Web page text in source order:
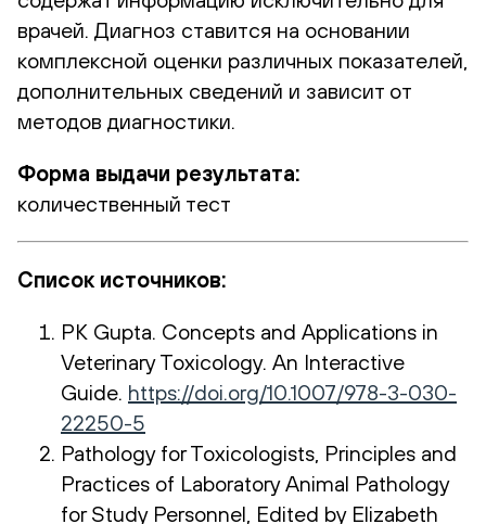
врачей. Диагноз ставится на основании
комплексной оценки различных показателей,
дополнительных сведений и зависит от
методов диагностики.
Форма выдачи результата:
количественный тест
Список источников:
PK Gupta. Concepts and Applications in
Veterinary Toxicology. An Interactive
Guide. https://doi.org/10.1007/978-3-030-
22250-5
Pathology for Toxicologists, Principles and
Practices of Laboratory Animal Pathology
for Study Personnel, Edited by Elizabeth